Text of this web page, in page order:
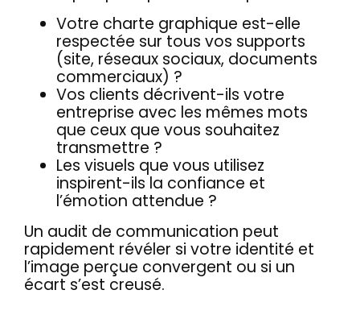
Votre charte graphique est-elle
respectée sur tous vos supports
(site, réseaux sociaux, documents
commerciaux) ?
Vos clients décrivent-ils votre
entreprise avec les mêmes mots
que ceux que vous souhaitez
transmettre ?
Les visuels que vous utilisez
inspirent-ils la confiance et
l’émotion attendue ?
Un audit de communication peut
rapidement révéler si votre identité et
l’image perçue convergent ou si un
écart s’est creusé.